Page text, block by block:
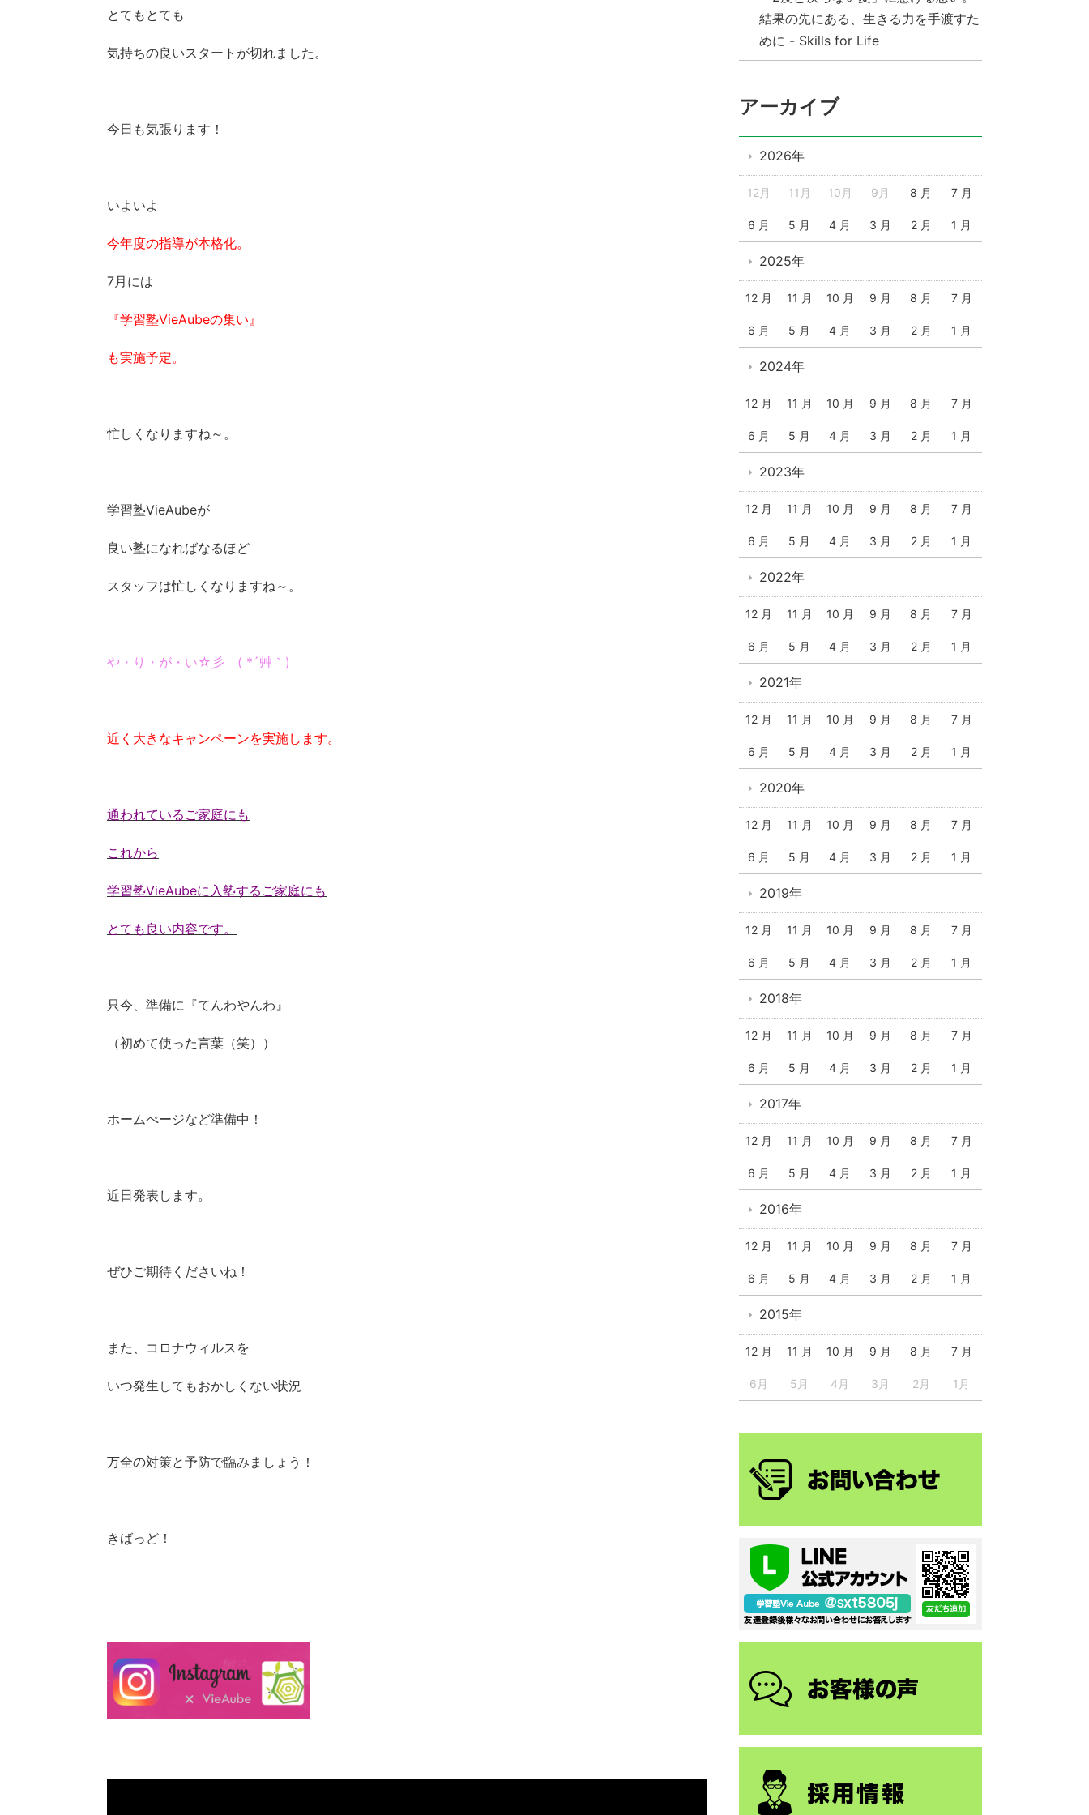
とてもとても
気持ちの良いスタートが切れました。
今日も気張ります！
いよいよ
今年度の指導が本格化。
7月には
『学習塾VieAubeの集い』
も実施予定。
忙しくなりますね～。
学習塾VieAubeが
良い塾になればなるほど
スタッフは忙しくなりますね～。
や・り・が・い☆彡 ( *´艸｀)
近く大きなキャンペーンを実施します。
通われているご家庭にも
これから
学習塾VieAubeに入塾するご家庭にも
とても良い内容です。
只今、準備に『てんわやんわ』
（初めて使った言葉（笑））
ホームぺージなど準備中！
近日発表します。
ぜひご期待くださいね！
また、コロナウィルスを
いつ発生してもおかしくない状況
万全の対策と予防で臨みましょう！
きばっど！
結果の先にある、生きる力を手渡すた
めに - Skills for Life
アーカイブ
2026年
12月 11月 10月 9月 8 月 7 月
6 月 5 月 4 月 3 月 2 月 1 月
2025年
12 月 11 月 10 月 9 月 8 月 7 月
6 月 5 月 4 月 3 月 2 月 1 月
2024年
12 月 11 月 10 月 9 月 8 月 7 月
6 月 5 月 4 月 3 月 2 月 1 月
2023年
12 月 11 月 10 月 9 月 8 月 7 月
6 月 5 月 4 月 3 月 2 月 1 月
2022年
12 月 11 月 10 月 9 月 8 月 7 月
6 月 5 月 4 月 3 月 2 月 1 月
2021年
12 月 11 月 10 月 9 月 8 月 7 月
6 月 5 月 4 月 3 月 2 月 1 月
2020年
12 月 11 月 10 月 9 月 8 月 7 月
6 月 5 月 4 月 3 月 2 月 1 月
2019年
12 月 11 月 10 月 9 月 8 月 7 月
6 月 5 月 4 月 3 月 2 月 1 月
2018年
12 月 11 月 10 月 9 月 8 月 7 月
6 月 5 月 4 月 3 月 2 月 1 月
2017年
12 月 11 月 10 月 9 月 8 月 7 月
6 月 5 月 4 月 3 月 2 月 1 月
2016年
12 月 11 月 10 月 9 月 8 月 7 月
6 月 5 月 4 月 3 月 2 月 1 月
2015年
12 月 11 月 10 月 9 月 8 月 7 月
6月 5月 4月 3月 2月 1月